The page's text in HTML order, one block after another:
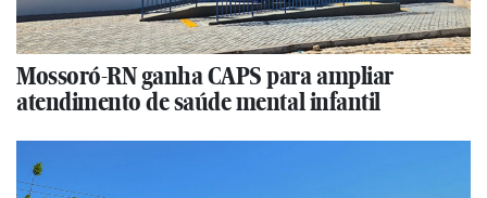
Mossoró-RN ganha CAPS para ampliar
atendimento de saúde mental infantil